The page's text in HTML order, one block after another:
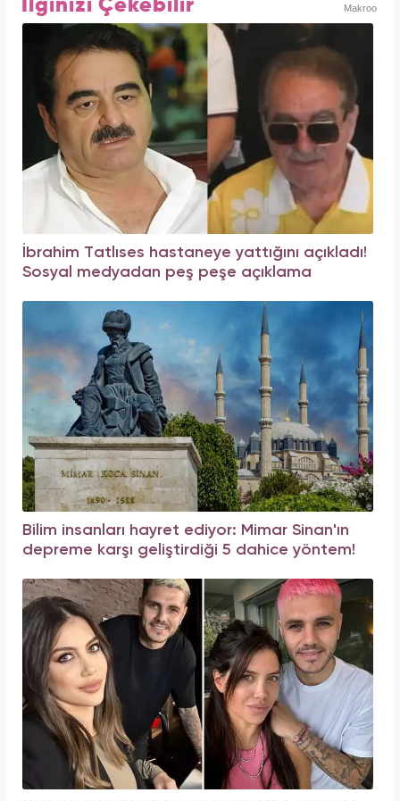
İlginizi Çekebilir Makroo
İbrahim Tatlıses hastaneye yattığını açıkladı!
Sosyal medyadan peş peşe açıklama
Bilim insanları hayret ediyor: Mimar Sinan'ın
depreme karşı geliştirdiği 5 dahice yöntem!